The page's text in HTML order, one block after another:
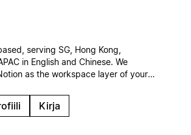
serving SG, Hong Kong,
in English and Chinese. We
as the workspace layer of your
Certified Salesforce partner.
integrations, governance.
Kirja